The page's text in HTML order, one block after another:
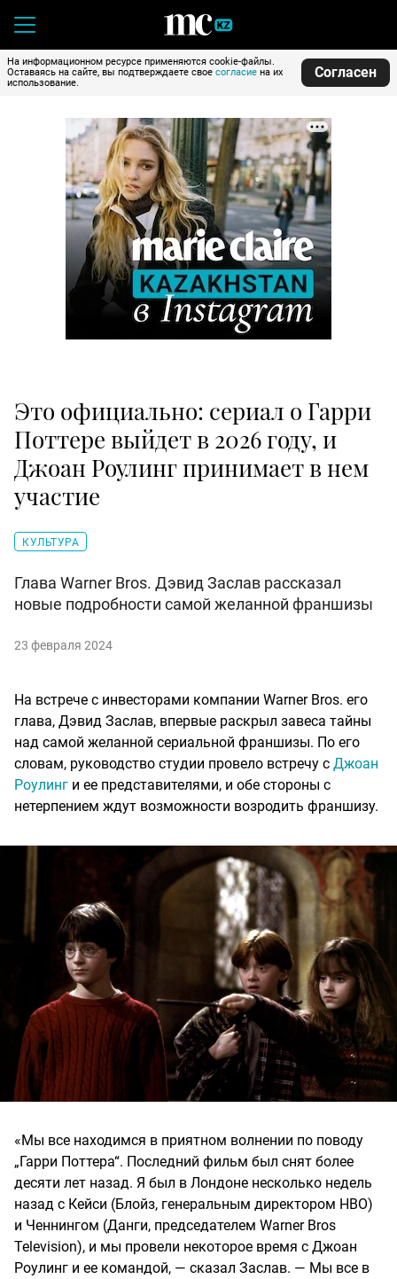
На информационном ресурсе применяются cookie-файлы.
Оставаясь на сайте, вы подтверждаете свое согласие на их
использование.
Согласен
Это официально: сериал о Гарри
Поттере выйдет в 2026 году, и
Джоан Роулинг принимает в нем
участие
КУЛЬТУРА
Глава Warner Bros. Дэвид Заслав рассказал
новые подробности самой желанной франшизы
23 февраля 2024
На встрече с инвесторами компании Warner Bros. его
глава, Дэвид Заслав, впервые раскрыл завеса тайны
над самой желанной сериальной франшизы. По его
словам, руководство студии провело встречу с Джоан
Роулинг и ее представителями, и обе стороны с
нетерпением ждут возможности возродить франшизу.
«Мы все находимся в приятном волнении по поводу
„Гарри Поттера“. Последний фильм был снят более
десяти лет назад. Я был в Лондоне несколько недель
назад с Кейси (Блойз, генеральным директором HBO)
и Ченнингом (Данги, председателем Warner Bros
Television), и мы провели некоторое время с Джоан
Роулинг и ее командой, — сказал Заслав. — Мы все в